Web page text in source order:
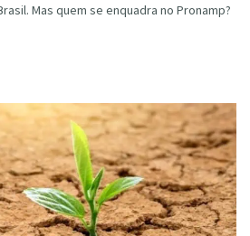
Mas quem se enquadra no Pronamp?